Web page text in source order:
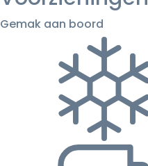
Gemak aan boord